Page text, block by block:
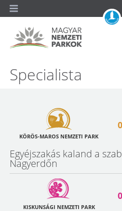
Magyar
Parkok
Specialista
KÖRÖS-MAROS NEMZETI PARK
Egyéjszakás kaland a
Nagyerdőn
KISKUNSÁGI NEMZETI PARK